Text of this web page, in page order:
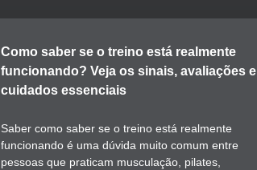
Como saber se o treino está realmente
funcionando? Veja os sinais, avaliações e
cuidados essenciais
Saber como saber se o treino está realmente
funcionando é uma dúvida muito comum entre
pessoas que praticam musculação, pilates,